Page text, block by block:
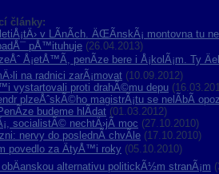
články:
v LÃ­nÃ­ch. ÄŒÃ­nskÃ¡ montovna tu
pÅ™ituhuje (26.04.2013)
Å¡etÅ™Ã­, penÃ­ze bere i Å¡kolÃ¡m. Ty
na radnici zarÃ¡movat (10.09.2012)
vystartovali proti drahÃ©mu depu
plzeÅˆskÃ©ho magistrÃ¡tu se nelÃ­bÃ­
budeme hlÃ­dat (01.03.2012)
socialistÃ© nechtÄ›jÃ­ moc (27.10.2010)
nervy do poslednÃ­ chvÃ­le (17.10.2010)
povedlo za ÄtyÅ™i roky (05.10.2010)
alternativu politickÃ½m stranÃ¡m